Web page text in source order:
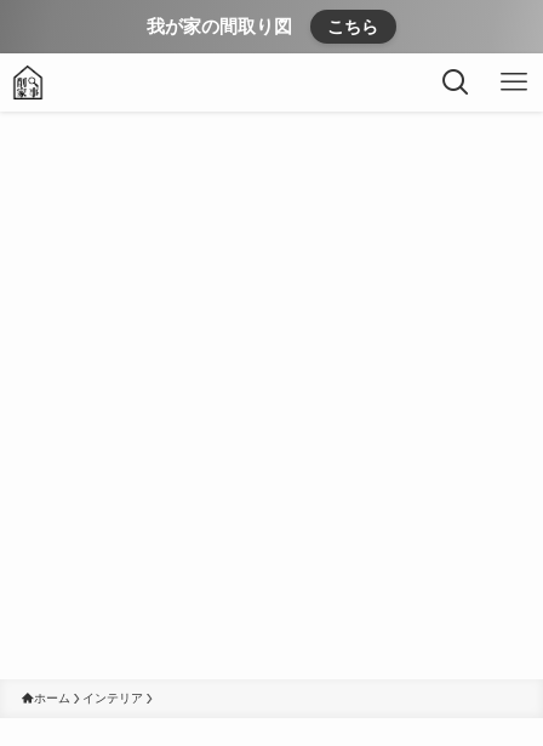
我が家の間取り図 こちら
ホーム インテリア